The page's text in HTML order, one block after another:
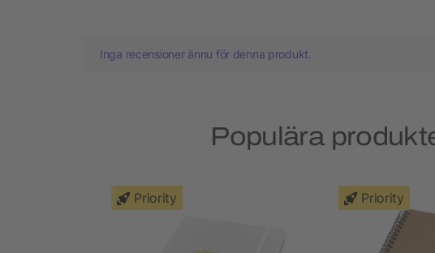
Inga recensioner ännu för denna produkt.
Populära
Priority Priority